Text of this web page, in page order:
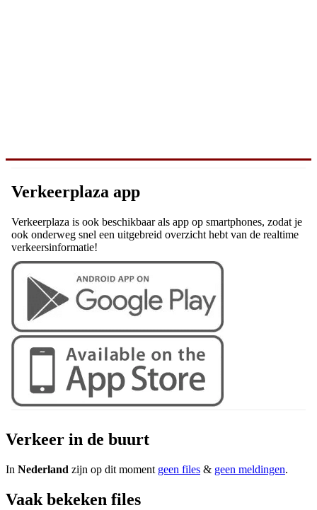
Verkeerplaza app
Verkeerplaza is ook beschikbaar als app op smartphones, zodat je
ook onderweg snel een uitgebreid overzicht hebt van de realtime
verkeersinformatie!
Verkeer in de buurt
In Nederland zijn op dit moment geen files & geen meldingen.
Vaak bekeken files